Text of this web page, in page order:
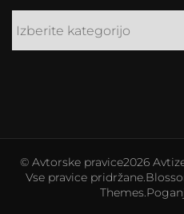
© Avtorske pravice2026
Vse pravice pridržane.
Themes